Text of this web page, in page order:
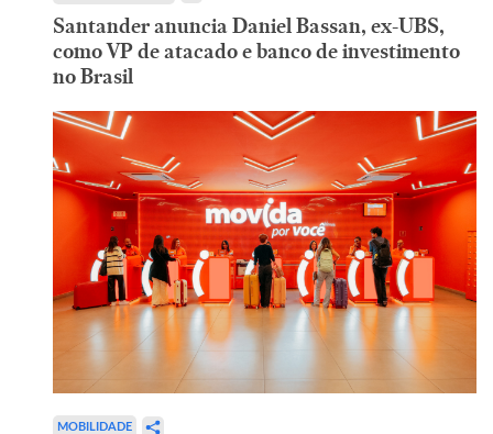
Santander anuncia Daniel Bassan, ex-UBS,
como VP de atacado e banco de investimento
no Brasil
MOBILIDADE